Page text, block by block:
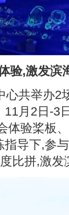
验,激发滨
心共举办2
月2日-3
体验桨板
指导下,参
比拼,激